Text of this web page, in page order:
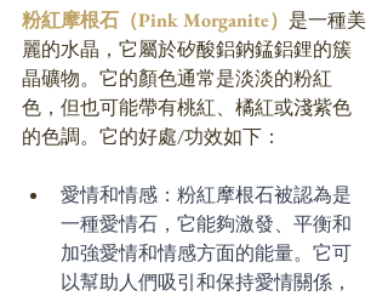
粉紅摩根石（Pink Morganite） 是一種美
麗的水晶，它屬於矽酸鋁鈉錳鋁鋰的簇
晶礦物。它的顏色通常是淡淡的粉紅
色，但也可能帶有桃紅、橘紅或淺紫色
的色調。它的好處/功效如下：
愛情和情感：粉紅摩根石被認為是
一種愛情石，它能夠激發、平衡和
加強愛情和情感方面的能量。它可
以幫助人們吸引和保持愛情關係，